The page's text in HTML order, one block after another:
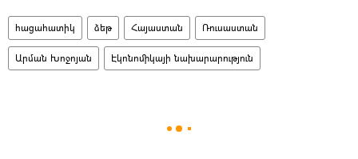
հացահատիկ ձեթ Հայաստան Ռուսաստան
Արման Խոջոյան Էկոնոմիկայի նախարարություն